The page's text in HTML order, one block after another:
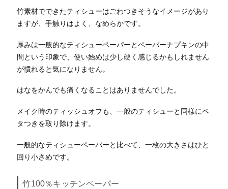
竹素材でできたティシューはごわつきそうなイメージがあり
ますが、手触りはよく、なめらかです。
厚みは一般的なティシューペーパーとペーパーナプキンの中
間という印象で、使い始めは少し硬く感じるかもしれません
が慣れると気になりません。
はなをかんでも痛くなることはありませんでした。
メイク時のティッシュオフも、一般のティシューと同様にベ
タつきを取り除けます。
一般的なティシューペーパーと比べて、一枚の大きさはひと
回り小さめです。
竹100％キッチンペーパー